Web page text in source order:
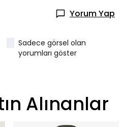
Yorum Yap
Sadece görsel olan
yorumları göster
Alınanlar